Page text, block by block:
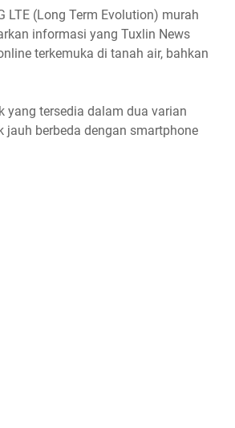
LTE (Long Term Evolution) murah
informasi yang Tuxlin News
terkemuka di tanah air, bahkan
yang tersedia dalam dua varian
berbeda dengan smartphone